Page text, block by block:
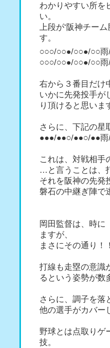
わかりやすい所
い。
上段が‘阪神チー
す。
○○○/○○●/○○●/○○
○○○/○○●/○○●/○○
右から３番目だけ
いかに先発投手が
り頂けると思いま
さらに、下記の星
●●●/●●○/●●○/●●
これは、対戦相手
…と言うことは、
それを阪神の先発
磐石の中継ぎ陣で
岡田監督は、時に
ますが、
まさにその通り！
打線も走塁の意識
るという姿勢が数
さらに、調子を落
他の選手がカバー
野球とは点取りゲ
技。